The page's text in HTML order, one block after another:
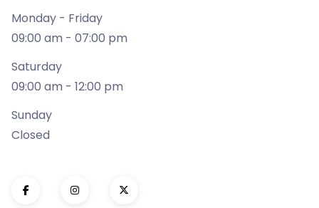
Monday - Friday
09:00 am - 07:00 pm
Saturday
09:00 am - 12:00 pm
Sunday
Closed